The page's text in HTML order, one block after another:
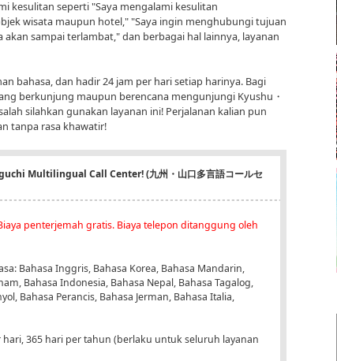
kesulitan seperti "Saya mengalami kesulitan
wisata maupun hotel," "Saya ingin menghubungi tujuan
sampai terlambat," dan berbagai hal lainnya, layanan
bahasa, dan hadir 24 jam per hari setiap harinya. Bagi
berkunjung maupun berencana mengunjungi Kyushu・
silahkan gunakan layanan ini! Perjalanan kalian pun
tanpa rasa khawatir!
Multilingual Call Center! (九州・山口多言語コールセ
penterjemah gratis. Biaya telepon ditanggung oleh
Bahasa Inggris, Bahasa Korea, Bahasa Mandarin,
Bahasa Indonesia, Bahasa Nepal, Bahasa Tagalog,
Bahasa Perancis, Bahasa Jerman, Bahasa Italia,
hari, 365 hari per tahun (berlaku untuk seluruh layanan